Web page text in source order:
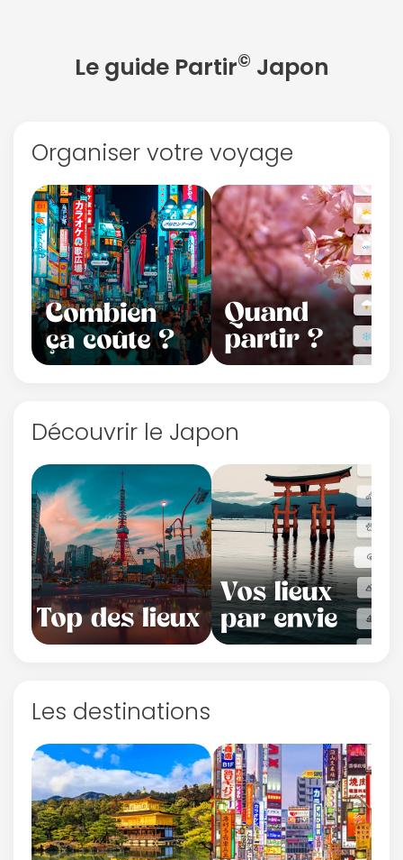
Le guide Partir© Japon
Organiser votre voyage
Découvrir le Japon
Les destinations